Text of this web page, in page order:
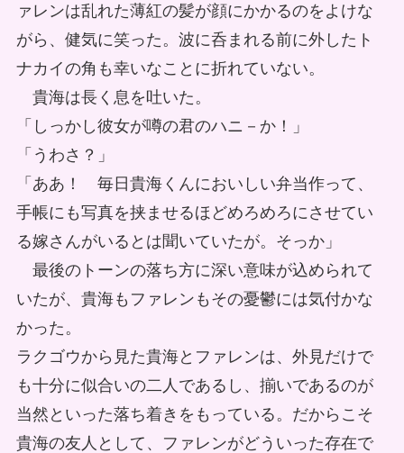
ァレンは乱れた薄紅の髪が顔にかかるのをよけな
がら、健気に笑った。波に呑まれる前に外したト
ナカイの角も幸いなことに折れていない。
貴海は長く息を吐いた。
「しっかし彼女が噂の君のハニ－か！」
「うわさ？」
「ああ！ 毎日貴海くんにおいしい弁当作って、
手帳にも写真を挟ませるほどめろめろにさせてい
る嫁さんがいるとは聞いていたが。そっか」
最後のトーンの落ち方に深い意味が込められて
いたが、貴海もファレンもその憂鬱には気付かな
かった。
ラクゴウから見た貴海とファレンは、外見だけで
も十分に似合いの二人であるし、揃いであるのが
当然といった落ち着きをもっている。だからこそ
貴海の友人として、ファレンがどういった存在で